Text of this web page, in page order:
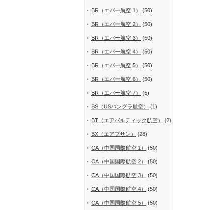
BR（エバー航空 1） (50)
BR（エバー航空 2） (50)
BR（エバー航空 3） (50)
BR（エバー航空 4） (50)
BR（エバー航空 5） (50)
BR（エバー航空 6） (50)
BR（エバー航空 7） (5)
BS（USバングラ航空） (1)
BT（エアバルティック航空） (2)
BX（エアプサン） (28)
CA（中国国際航空 1） (50)
CA（中国国際航空 2） (50)
CA（中国国際航空 3） (50)
CA（中国国際航空 4） (50)
CA（中国国際航空 5） (50)